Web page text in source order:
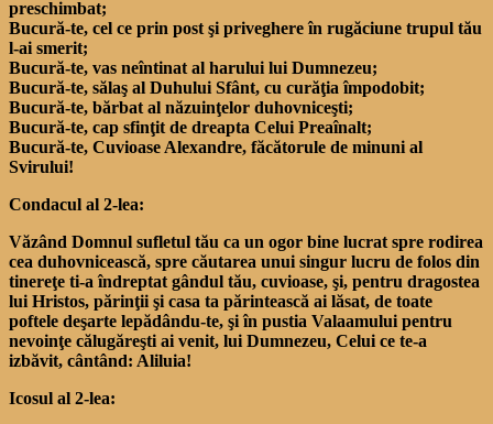
preschimbat;
Bucură-te, cel ce prin post şi priveghere în rugăciune trupul tău
l-ai smerit;
Bucură-te, vas neîntinat al harului lui Dumnezeu;
Bucură-te, sălaş al Duhului Sfânt, cu curăţia împodobit;
Bucură-te, bărbat al năzuinţelor duhovniceşti;
Bucură-te, cap sfinţit de dreapta Celui Preaînalt;
Bucură-te, Cuvioase Alexandre, făcătorule de minuni al
Svirului!
Condacul al 2-lea:
Văzând Domnul sufletul tău ca un ogor bine lucrat spre rodirea
cea duhovnicească, spre căutarea unui singur lucru de folos din
tinereţe ti-a îndreptat gândul tău, cuvioase, şi, pentru dragostea
lui Hristos, părinţii şi casa ta părintească ai lăsat, de toate
poftele deşarte lepădându-te, şi în pustia Valaamului pentru
nevoinţe călugăreşti ai venit, lui Dumnezeu, Celui ce te-a
izbăvit, cântând: Aliluia!
Icosul al 2-lea: